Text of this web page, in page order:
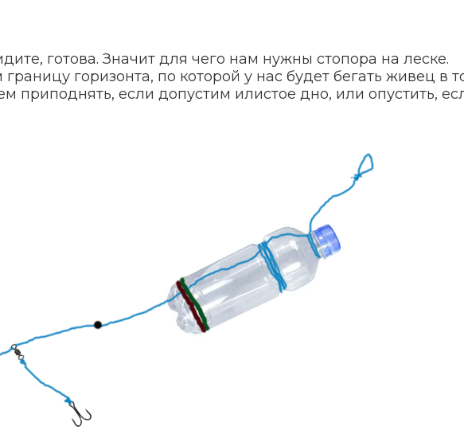
готова. Значит для чего нам нужны стопора на леске.
горизонта, по которой у нас будет бегать живец в
приподнять, если допустим илистое дно, или опустить,